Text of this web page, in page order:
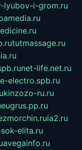
lyubov-i-grom.ru
tutmassage.ru
net-life.net.ru
electro.spb.ru
kinzozo-ru.ru
eugrus.pp.ru
ia2.ru
elita.ru
avegainfo.ru